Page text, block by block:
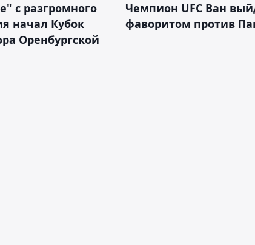
с разгромного
начал Кубок
Оренбургской
Чемпион UFC Ван
фаворитом против